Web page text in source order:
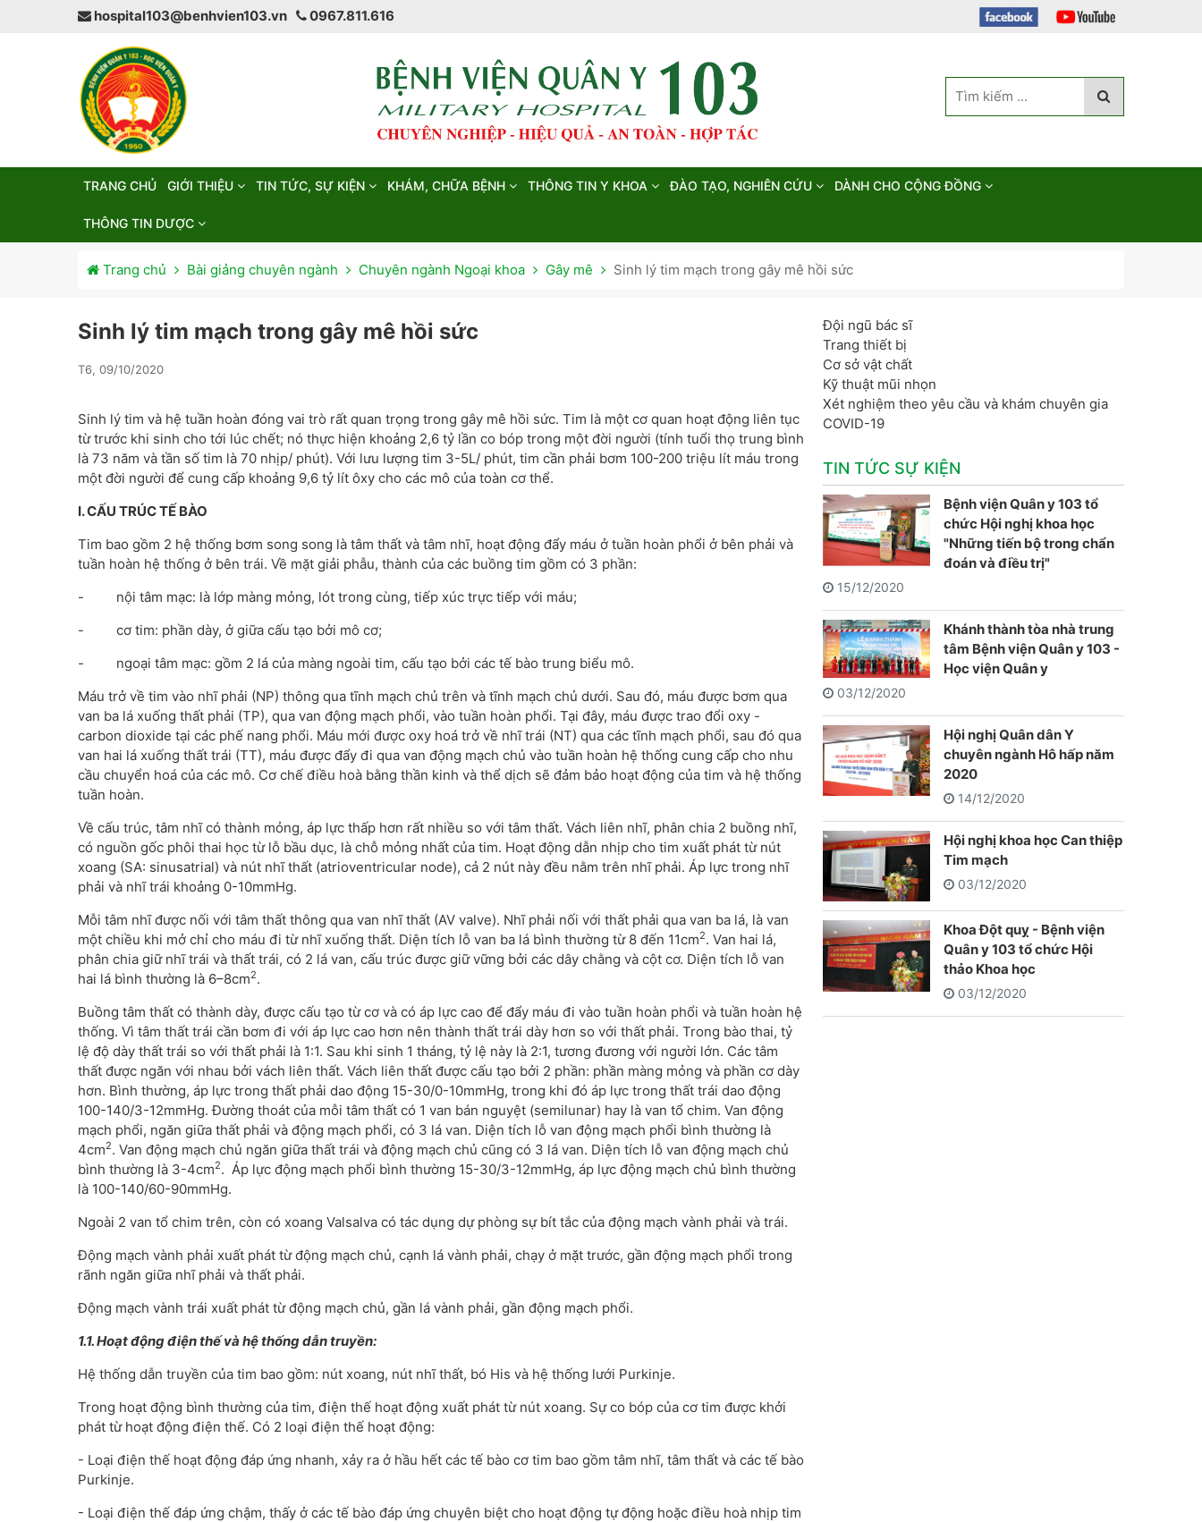
hospital103@benhvien103.vn 0967.811.616
TRANG CHỦ GIỚI THIỆU TIN TỨC, SỰ KIỆN KHÁM, CHỮA BỆNH THÔNG TIN Y KHOA ĐÀO TẠO, NGHIÊN CỨU DÀNH CHO CỘNG ĐỒNG
THÔNG TIN DƯỢC
Trang chủ Bài giảng chuyên ngành Chuyên ngành Ngoại khoa Gây mê Sinh lý tim mạch trong gây mê hồi sức
Sinh lý tim mạch trong gây mê hồi sức
T6, 09/10/2020
Sinh lý tim và hệ tuần hoàn đóng vai trò rất quan trọng trong gây mê hồi sức. Tim là một cơ quan hoạt động liên tục
từ trước khi sinh cho tới lúc chết; nó thực hiện khoảng 2,6 tỷ lần co bóp trong một đời người (tính tuổi thọ trung bình
là 73 năm và tần số tim là 70 nhịp/ phút). Với lưu lượng tim 3-5L/ phút, tim cần phải bơm 100-200 triệu lít máu trong
một đời người để cung cấp khoảng 9,6 tỷ lít ôxy cho các mô của toàn cơ thể.
I. CẤU TRÚC TẾ BÀO
Tim bao gồm 2 hệ thống bơm song song là tâm thất và tâm nhĩ, hoạt động đẩy máu ở tuần hoàn phổi ở bên phải và
tuần hoàn hệ thống ở bên trái. Về mặt giải phẫu, thành của các buồng tim gồm có 3 phần:
- nội tâm mạc: là lớp màng mỏng, lót trong cùng, tiếp xúc trực tiếp với máu;
- cơ tim: phần dày, ở giữa cấu tạo bởi mô cơ;
- ngoại tâm mạc: gồm 2 lá của màng ngoài tim, cấu tạo bởi các tế bào trung biểu mô.
Máu trở về tim vào nhĩ phải (NP) thông qua tĩnh mạch chủ trên và tĩnh mạch chủ dưới. Sau đó, máu được bơm qua
van ba lá xuống thất phải (TP), qua van động mạch phổi, vào tuần hoàn phổi. Tại đây, máu được trao đổi oxy -
carbon dioxide tại các phế nang phổi. Máu mới được oxy hoá trở về nhĩ trái (NT) qua các tĩnh mạch phổi, sau đó qua
van hai lá xuống thất trái (TT), máu được đẩy đi qua van động mạch chủ vào tuần hoàn hệ thống cung cấp cho nhu
cầu chuyển hoá của các mô. Cơ chế điều hoà bằng thần kinh và thể dịch sẽ đảm bảo hoạt động của tim và hệ thống
tuần hoàn.
Về cấu trúc, tâm nhĩ có thành mỏng, áp lực thấp hơn rất nhiều so với tâm thất. Vách liên nhĩ, phân chia 2 buồng nhĩ,
có nguồn gốc phôi thai học từ lỗ bầu dục, là chỗ mỏng nhất của tim. Hoạt động dẫn nhịp cho tim xuất phát từ nút
xoang (SA: sinusatrial) và nút nhĩ thất (atrioventricular node), cả 2 nút này đều nằm trên nhĩ phải. Áp lực trong nhĩ
phải và nhĩ trái khoảng 0-10mmHg.
Mỗi tâm nhĩ được nối với tâm thất thông qua van nhĩ thất (AV valve). Nhĩ phải nối với thất phải qua van ba lá, là van
một chiều khi mở chỉ cho máu đi từ nhĩ xuống thất. Diện tích lỗ van ba lá bình thường từ 8 đến 11cm2. Van hai lá,
phân chia giữ nhĩ trái và thất trái, có 2 lá van, cấu trúc được giữ vững bởi các dây chằng và cột cơ. Diện tích lỗ van
hai lá bình thường là 6–8cm2.
Buồng tâm thất có thành dày, được cấu tạo từ cơ và có áp lực cao để đẩy máu đi vào tuần hoàn phổi và tuần hoàn hệ
thống. Vì tâm thất trái cần bơm đi với áp lực cao hơn nên thành thất trái dày hơn so với thất phải. Trong bào thai, tỷ
lệ độ dày thất trái so với thất phải là 1:1. Sau khi sinh 1 tháng, tỷ lệ này là 2:1, tương đương với người lớn. Các tâm
thất được ngăn với nhau bởi vách liên thất. Vách liên thất được cấu tạo bởi 2 phần: phần màng mỏng và phần cơ dày
hơn. Bình thường, áp lực trong thất phải dao động 15-30/0-10mmHg, trong khi đó áp lực trong thất trái dao động
100-140/3-12mmHg. Đường thoát của mỗi tâm thất có 1 van bán nguyệt (semilunar) hay là van tổ chim. Van động
mạch phổi, ngăn giữa thất phải và động mạch phổi, có 3 lá van. Diện tích lỗ van động mạch phổi bình thường là
4cm2. Van động mạch chủ ngăn giữa thất trái và động mạch chủ cũng có 3 lá van. Diện tích lỗ van động mạch chủ
bình thường là 3-4cm2. Áp lực động mạch phổi bình thường 15-30/3-12mmHg, áp lực động mạch chủ bình thường
là 100-140/60-90mmHg.
Ngoài 2 van tổ chim trên, còn có xoang Valsalva có tác dụng dự phòng sự bít tắc của động mạch vành phải và trái.
Động mạch vành phải xuất phát từ động mạch chủ, cạnh lá vành phải, chạy ở mặt trước, gần động mạch phổi trong
rãnh ngăn giữa nhĩ phải và thất phải.
Động mạch vành trái xuất phát từ động mạch chủ, gần lá vành phải, gần động mạch phổi.
1.1. Hoạt động điện thế và hệ thống dẫn truyền:
Hệ thống dẫn truyền của tim bao gồm: nút xoang, nút nhĩ thất, bó His và hệ thống lưới Purkinje.
Trong hoạt động bình thường của tim, điện thế hoạt động xuất phát từ nút xoang. Sự co bóp của cơ tim được khởi
phát từ hoạt động điện thế. Có 2 loại điện thế hoạt động:
- Loại điện thế hoạt động đáp ứng nhanh, xảy ra ở hầu hết các tế bào cơ tim bao gồm tâm nhĩ, tâm thất và các tế bào
Purkinje.
- Loại điện thế đáp ứng chậm, thấy ở các tế bào đáp ứng chuyên biệt cho hoạt động tự động hoặc điều hoà nhịp tim
Đội ngũ bác sĩ
Trang thiết bị
Cơ sở vật chất
Kỹ thuật mũi nhọn
Xét nghiệm theo yêu cầu và khám chuyên gia
COVID-19
TIN TỨC SỰ KIỆN
Bệnh viện Quân y 103 tổ
chức Hội nghị khoa học
"Những tiến bộ trong chẩn
đoán và điều trị"
15/12/2020
Khánh thành tòa nhà trung
tâm Bệnh viện Quân y 103 -
Học viện Quân y
03/12/2020
Hội nghị Quân dân Y
chuyên ngành Hô hấp năm
2020
14/12/2020
Hội nghị khoa học Can thiệp
Tim mạch
03/12/2020
Khoa Đột quỵ - Bệnh viện
Quân y 103 tổ chức Hội
thảo Khoa học
03/12/2020